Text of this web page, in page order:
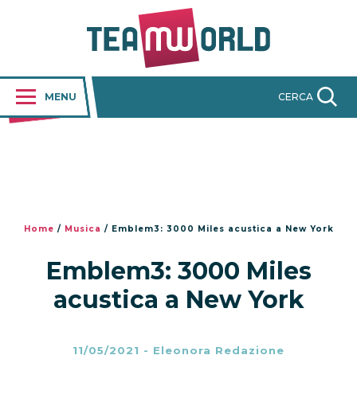
MENU CERCA
Home / Musica / Emblem3: 3000 Miles acustica a New York
Emblem3: 3000 Miles
acustica a New York
11/05/2021 - Eleonora Redazione